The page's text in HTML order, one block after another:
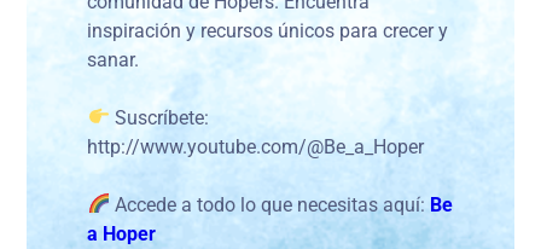
inspiración y recursos únicos para crecer y
sanar.
Suscríbete:
http://www.youtube.com/@Be_a_Hoper
Accede a todo lo que necesitas aquí: Be
a Hoper